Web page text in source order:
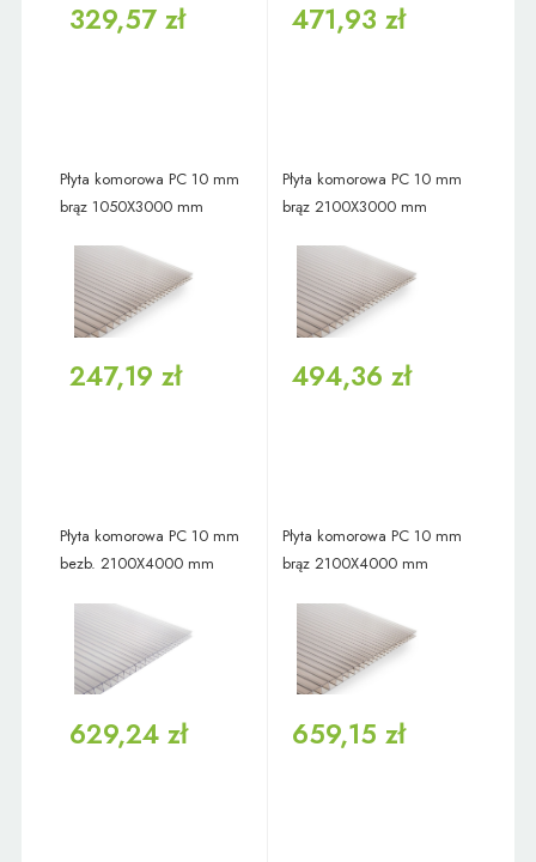
329,57 zł 471,93 zł
Płyta komorowa PC 10 mm
brąz 1050X3000 mm
247,19 zł
Płyta komorowa PC 10 mm
brąz 2100X3000 mm
494,36 zł
Płyta komorowa PC 10 mm
bezb. 2100X4000 mm
629,24 zł
Płyta komorowa PC 10 mm
brąz 2100X4000 mm
659,15 zł